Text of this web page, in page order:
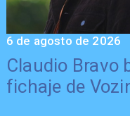
Claudio Bravo
fichaje de
6 de agosto de 2026